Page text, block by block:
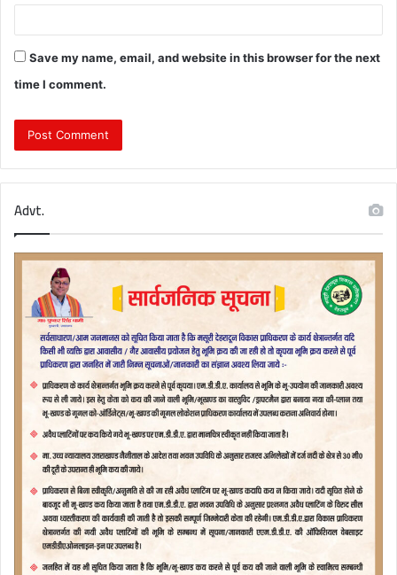
Save my name, email, and website in this browser for the next
time I comment.
Advt.